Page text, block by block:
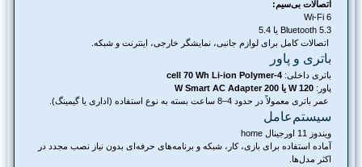
اتصالات بی‌سیم:
Wi-Fi 6
Bluetooth 5.3 یا 5.4
اتصالات کامل برای لوازم جانبی، نمایشگر خارجی، اینترنت و شبکه.
باتری و پاور
باتری داخلی: 4-cell 70 Wh Li-ion Polymer
120 W یا 200 W Smart AC Adapter
عمر باتری معمولاً در حدود 4–8 ساعت بسته به نوع استفاده (اداری یا گیمینگ).
سیستم‌عامل
ویندوز 11 اورجینال home
آماده استفاده برای بازی، کار، شبکه و برنامه‌های حرفه‌ای بدون نیاز نصب مجدد در
اکثر مدل‌ها.